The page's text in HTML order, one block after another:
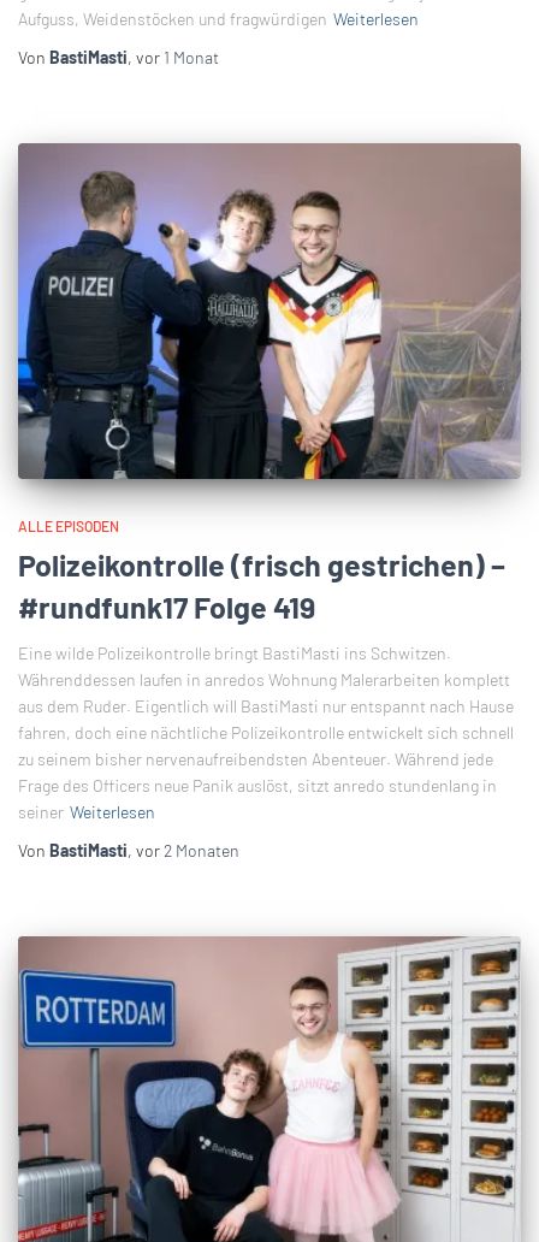
Aufguss, Weidenstöcken und fragwürdigen Weiterlesen
Von BastiMasti, vor 1 Monat
ALLE EPISODEN
Polizeikontrolle (frisch gestrichen) –
#rundfunk17 Folge 419
Eine wilde Polizeikontrolle bringt BastiMasti ins Schwitzen.
Währenddessen laufen in anredos Wohnung Malerarbeiten komplett
aus dem Ruder. Eigentlich will BastiMasti nur entspannt nach Hause
fahren, doch eine nächtliche Polizeikontrolle entwickelt sich schnell
zu seinem bisher nervenaufreibendsten Abenteuer. Während jede
Frage des Officers neue Panik auslöst, sitzt anredo stundenlang in
seiner Weiterlesen
Von BastiMasti, vor 2 Monaten